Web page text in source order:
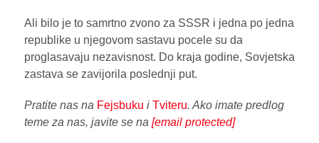
Ali bilo je to samrtno zvono za SSSR i jedna po jedna
republike u njegovom sastavu pocele su da
proglasavaju nezavisnost. Do kraja godine, Sovjetska
zastava se zavijorila poslednji put.
Pratite nas na Fejsbuku i Tviteru. Ako imate predlog
teme za nas, javite se na [email protected]